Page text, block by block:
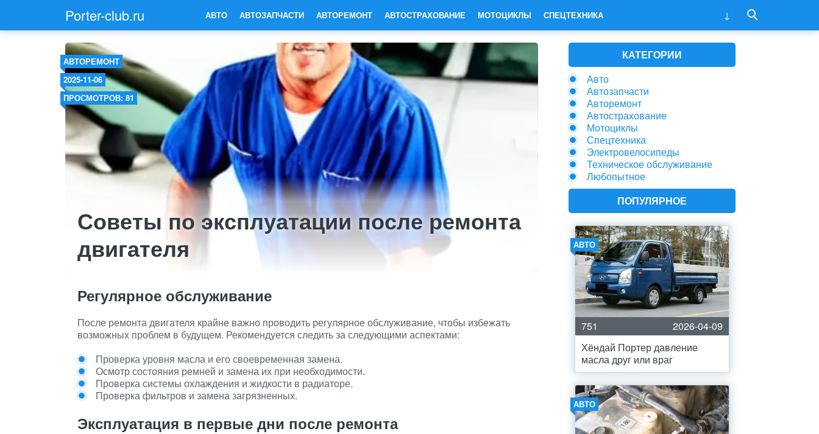
Porter-club.ru АВТО АВТОЗАПЧАСТИ АВТОРЕМОНТ АВТОСТРАХОВАНИЕ МОТОЦИКЛЫ СПЕЦТЕХНИКА
АВТОРЕМОНТ
2025-11-06
ПРОСМОТРОВ: 81
Советы по эксплуатации после ремонта
двигателя
Регулярное обслуживание
После ремонта двигателя крайне важно проводить регулярное обслуживание, чтобы избежать
возможных проблем в будущем. Рекомендуется следить за следующими аспектами:
Проверка уровня масла и его своевременная замена.
Осмотр состояния ремней и замена их при необходимости.
Проверка системы охлаждения и жидкости в радиаторе.
Проверка фильтров и замена загрязненных.
Эксплуатация в первые дни после ремонта
КАТЕГОРИИ
Авто
Автозапчасти
Авторемонт
Автострахование
Мотоциклы
Спецтехника
Электровелосипеды
Техническое обслуживание
Любопытное
ПОПУЛЯРНОЕ
АВТО
751
2026-04-09
Хёндай Портер давление
масла друг или враг
АВТО